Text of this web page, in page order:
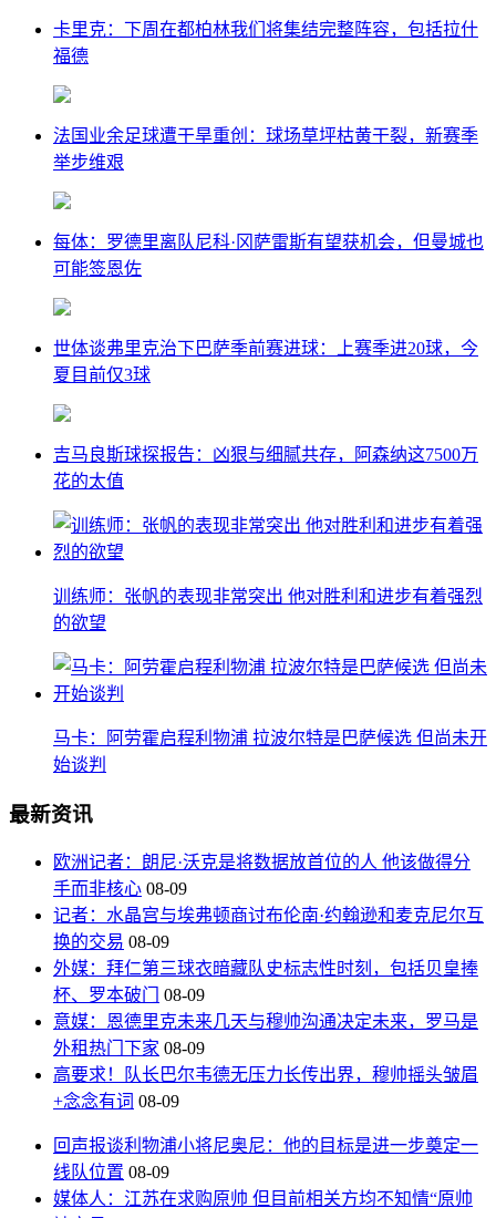
卡里克：下周在都柏林我们将集结完整阵容，包括拉什
福德
法国业余足球遭干旱重创：球场草坪枯黄干裂，新赛季
举步维艰
每体：罗德里离队尼科·冈萨雷斯有望获机会，但曼城也
可能签恩佐
世体谈弗里克治下巴萨季前赛进球：上赛季进20球，今
夏目前仅3球
吉马良斯球探报告：凶狠与细腻共存，阿森纳这7500万
花的太值
训练师：张帆的表现非常突出 他对胜利和进步有着强烈
的欲望
马卡：阿劳霍启程利物浦 拉波尔特是巴萨候选 但尚未开
始谈判
最新资讯
欧洲记者：朗尼·沃克是将数据放首位的人 他该做得分
手而非核心 08-09
记者：水晶宫与埃弗顿商讨布伦南·约翰逊和麦克尼尔互
换的交易 08-09
外媒：拜仁第三球衣暗藏队史标志性时刻，包括贝皇捧
杯、罗本破门
08-09
意媒：恩德里克未来几天与穆帅沟通决定未来，罗马是
外租热门下家 08-09
高要求！队长巴尔韦德无压力长传出界，穆帅摇头皱眉
+念念有词 08-09
回声报谈利物浦小将尼奥尼：他的目标是进一步奠定一
线队位置 08-09
媒体人：江苏在求购原帅 但目前相关方均不知情“原帅